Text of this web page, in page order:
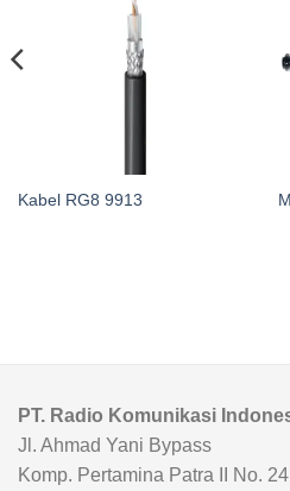
Kabel RG8 9913
PT. Radio Komunikasi
Jl. Ahmad Yani Bypass
Komp. Pertamina Patra II No. 24